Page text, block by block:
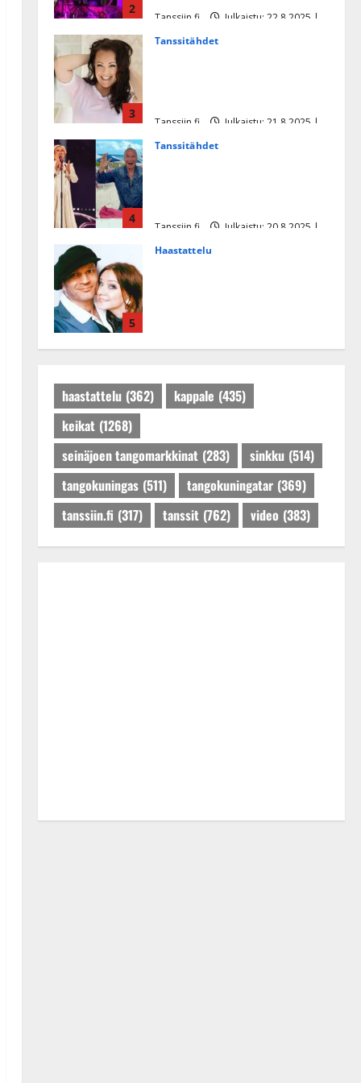
2
Tanssiin.fi
Julkaistu: 22.8.2025 |
3
Tanssitähdet
Tanssiin.fi
Julkaistu: 21.8.2025 |
4
Tanssitähdet
Tanssiin.fi
Julkaistu: 20.8.2025 |
5
Haastattelu
Tanssiin.fi
Julkaistu: 27.4.2025 |
haastattelu (362) kappale (435)
keikat (1268)
seinäjoen tangomarkkinat (283) sinkku (514)
tangokuningas (511) tangokuningatar (369)
tanssiin.fi (317) tanssit (762) video (383)